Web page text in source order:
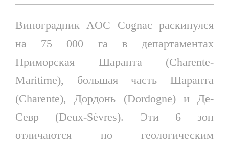
Виноградник AOC Cognac раскинулся
на 75 000 га в департаментах
Приморская Шаранта (Charente-
Maritime), большая часть Шаранта
(Charente), Дордонь (Dordogne) и Де-
Севр (Deux-Sèvres). Эти 6 зон
отличаются по геологическим